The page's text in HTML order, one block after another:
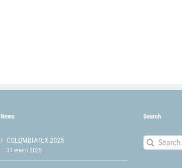
News
COLOMBIATEX 2025
31 enero 2025
Search
Search
for: